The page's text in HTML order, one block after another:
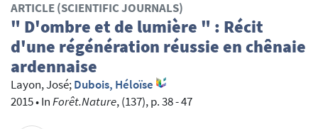
ARTICLE (SCIENTIFIC JOURNALS)
" D'ombre et de lumière " : Récit
d'une régénération réussie en chênaie
ardennaise
Layon, José;Dubois, Héloïse
2015•InForêt.Nature, (137), p. 38 - 47